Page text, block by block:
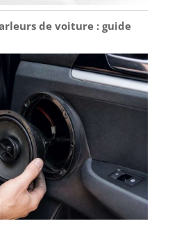
de voiture : guide